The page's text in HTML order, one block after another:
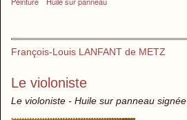
François-Louis LANFANT de METZ
Le violoniste
Le violoniste - Huile sur panneau signée